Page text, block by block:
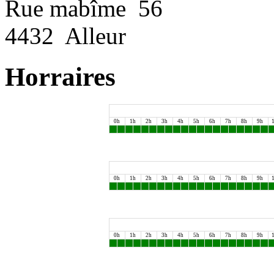
Rue mabîme 56
4432 Alleur
Horraires
0h 1h 2h 3h 4h 5h 6h 7h 8h 9h
0h 1h 2h 3h 4h 5h 6h 7h 8h 9h
0h 1h 2h 3h 4h 5h 6h 7h 8h 9h